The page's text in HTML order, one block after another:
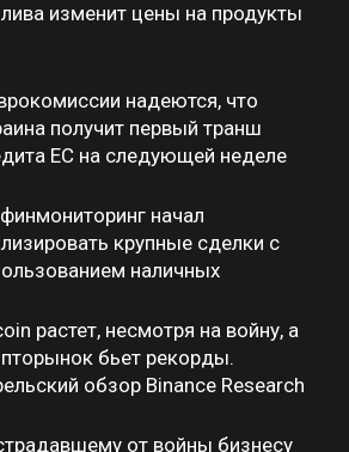
изменит цены на продукты
надеются, что
получит первый транш
ЕС на следующей неделе
начал
крупные сделки с
наличных
растет, несмотря на войну, а
бьет рекорды.
обзор Binance Research
от войны бизнесу